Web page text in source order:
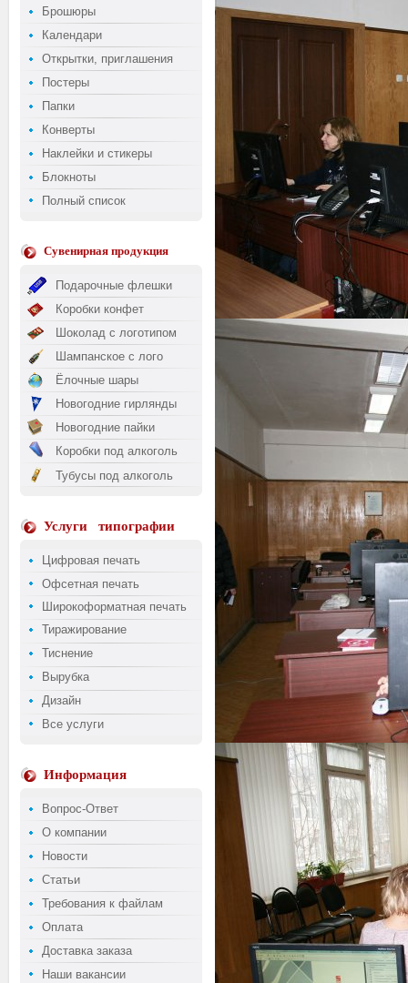
Брошюры
Календари
Открытки, приглашения
Постеры
Папки
Конверты
Наклейки и стикеры
Блокноты
Полный список
Сувенирная продукция
Подарочные флешки
Коробки конфет
Шоколад с логотипом
Шампанское с лого
Ёлочные шары
Новогодние гирлянды
Новогодние пайки
Коробки под алкоголь
Тубусы под алкоголь
Услуги типографии
Цифровая печать
Офсетная печать
Широкоформатная печать
Тиражирование
Тиснение
Вырубка
Дизайн
Все услуги
Информация
Вопрос-Ответ
О компании
Новости
Статьи
Требования к файлам
Оплата
Доставка заказа
Наши вакансии